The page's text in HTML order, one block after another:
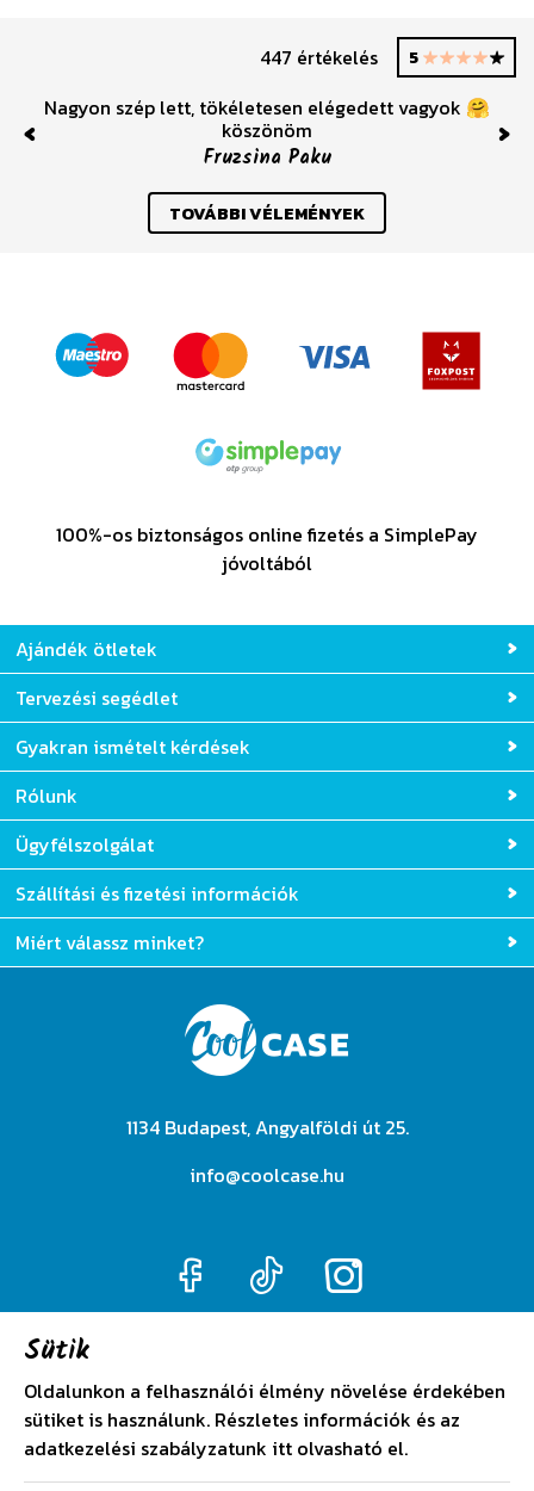
447 értékelés 5
Nagyon szép lett, tökéletesen elégedett vagyok 🤗
köszönöm
Fruzsina Paku
Previous
TOVÁBBI VÉLEMÉNYEK
100%-os biztonságos online fizetés a SimplePay
jóvoltából
Ajándék ötletek
Tervezési segédlet
Gyakran ismételt kérdések
Rólunk
Ügyfélszolgálat
Szállítási és fizetési információk
Miért válassz minket?
1134 Budapest, Angyalföldi út 25.
info@coolcase.hu
Általános szerződési feltételek
Sütik
Oldalunkon a felhasználói élmény növelése érdekében
sütiket is használunk. Részletes információk és az
adatkezelési szabályzatunk itt olvasható el.